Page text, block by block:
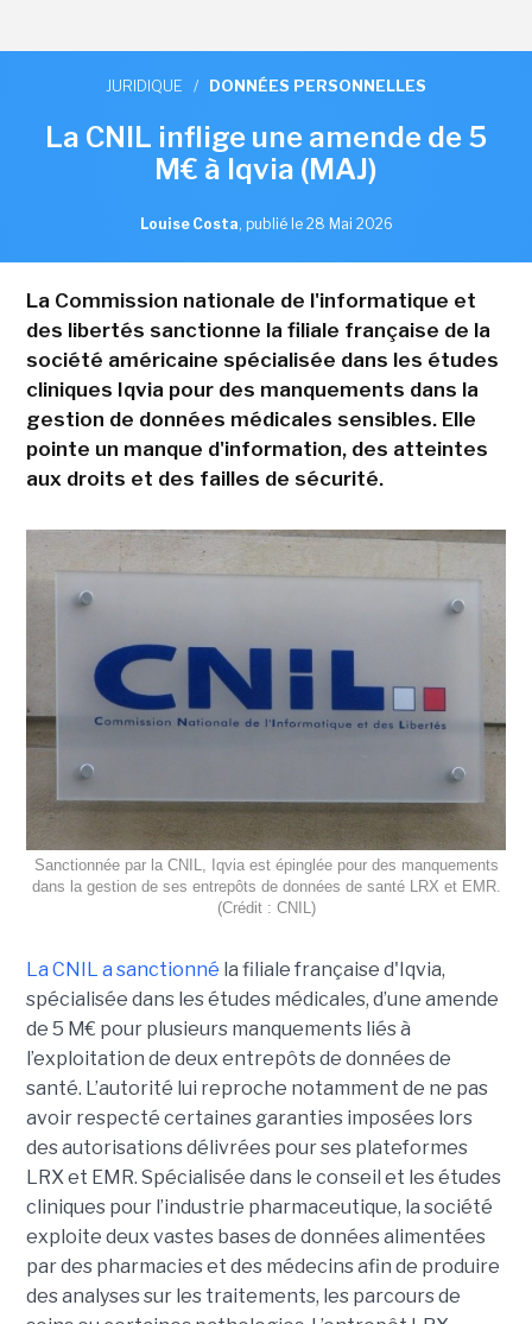
JURIDIQUE / DONNÉES PERSONNELLES
La CNIL inflige une amende de 5
M€ à Iqvia (MAJ)
Louise Costa, publié le 28 Mai 2026
La Commission nationale de l'informatique et
des libertés sanctionne la filiale française de la
société américaine spécialisée dans les études
cliniques Iqvia pour des manquements dans la
gestion de données médicales sensibles. Elle
pointe un manque d'information, des atteintes
aux droits et des failles de sécurité.
Sanctionnée par la CNIL, Iqvia est épinglée pour des manquements
dans la gestion de ses entrepôts de données de santé LRX et EMR.
(Crédit : CNIL)
La CNIL a sanctionné la filiale française d'Iqvia,
spécialisée dans les études médicales, d’une amende
de 5 M€ pour plusieurs manquements liés à
l’exploitation de deux entrepôts de données de
santé. L’autorité lui reproche notamment de ne pas
avoir respecté certaines garanties imposées lors
des autorisations délivrées pour ses plateformes
LRX et EMR. Spécialisée dans le conseil et les études
cliniques pour l’industrie pharmaceutique, la société
exploite deux vastes bases de données alimentées
par des pharmacies et des médecins afin de produire
des analyses sur les traitements, les parcours de